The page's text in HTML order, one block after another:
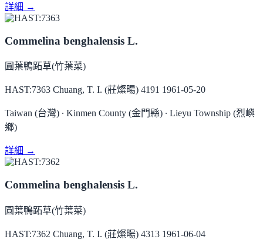
詳細 →
Commelina benghalensis L.
圓葉鴨跖草(竹葉菜)
HAST:7363 Chuang, T. I. (莊燦暘) 4191 1961-05-20
Taiwan (台灣) ∙ Kinmen County (金門縣) ∙ Lieyu Township (烈嶼
鄉)
詳細 →
Commelina benghalensis L.
圓葉鴨跖草(竹葉菜)
HAST:7362 Chuang, T. I. (莊燦暘) 4313 1961-06-04